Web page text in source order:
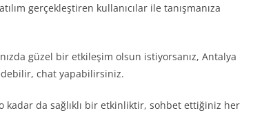
gerçekleştiren kullanıcılar ile tanışmanıza
güzel bir etkileşim olsun istiyorsanız, Antalya
chat yapabilirsiniz.
da sağlıklı bir etkinliktir, sohbet ettiğiniz her